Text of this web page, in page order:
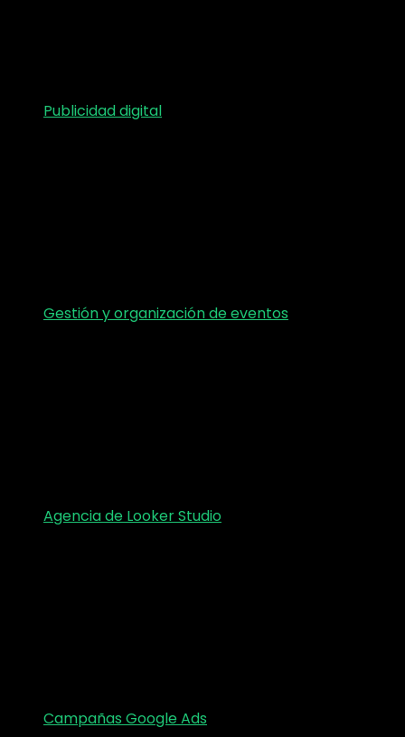
Publicidad digital
Gestión y organización de eventos
Agencia de Looker Studio
Campañas Google Ads